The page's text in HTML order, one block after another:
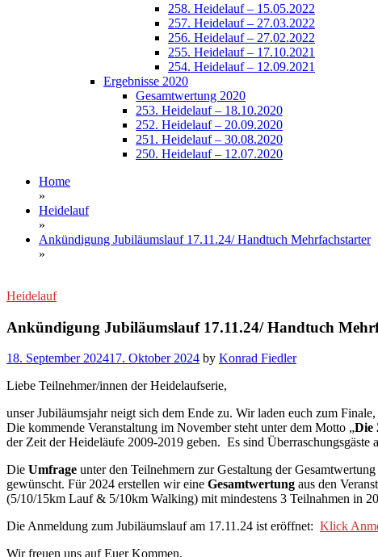
258. Heidelauf – 15.05.2022
257. Heidelauf – 27.03.2022
256. Heidelauf – 27.02.2022
255. Heidelauf – 17.10.2021
254. Heidelauf – 12.09.2021
Ergebnisse 2020
Gesamtwertung 2020
253. Heidelauf – 18.10.2020
252. Heidelauf – 20.09.2020
251. Heidelauf – 30.08.2020
250. Heidelauf – 12.07.2020
Home
»
Heidelauf
»
Ankündigung Jubiläumslauf 17.11.24/ Handtuch Mehrfachstarter
»
Heidelauf
Ankündigung Jubiläumslauf 17.11.24/ Handtuch
18. September 202417. Oktober 2024 by Konrad Fiedler
Liebe Teilnehmer/innen der Heidelaufserie,
unser Jubiläumsjahr neigt sich dem Ende zu. Wir laden euch zum
Die kommende Veranstaltung im November steht unter dem Motto „Die
der Zeit der Heideläufe 2009-2019 geben. Es sind
Die Umfrage unter den Teilnehmern zur Gestaltung der
gewünscht. Für 2024 erstellen wir eine Gesamtwertung aus den
(5/10/15km Lauf & 5/10km Walking) mit mindestens 3 Teilnahmen in
Die Anmeldung zum Jubiläumslauf am 17.11.24 ist eröffnet: Klick
Wir freuen uns auf Euer Kommen.